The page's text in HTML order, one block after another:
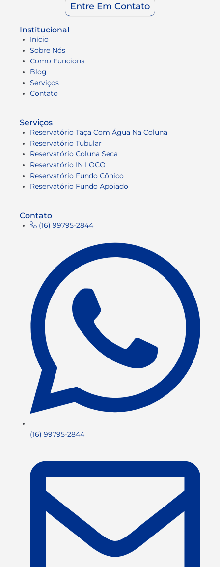
Entre Em Contato
Institucional
Início
Sobre Nós
Como Funciona
Blog
Serviços
Contato
Serviços
Reservatório Taça Com Água Na Coluna
Reservatório Tubular
Reservatório Coluna Seca
Reservatório IN LOCO
Reservatório Fundo Cônico
Reservatório Fundo Apoiado
Contato
(16) 99795-2844
(16) 99795-2844